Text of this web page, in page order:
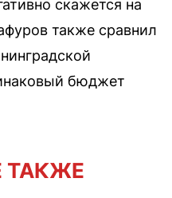
скажется на
также сравнил
бюджет
ТАКЖЕ